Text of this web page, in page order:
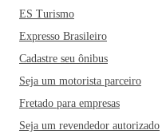
ES Turismo
Expresso Brasileiro
Cadastre seu ônibus
Seja um motorista parceiro
Fretado para empresas
Seja um revendedor autorizado